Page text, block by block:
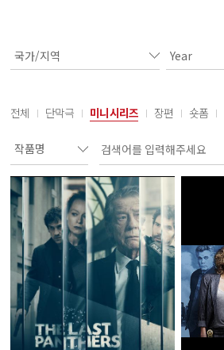
전체 단막극 미니시리즈 장편 숏폼